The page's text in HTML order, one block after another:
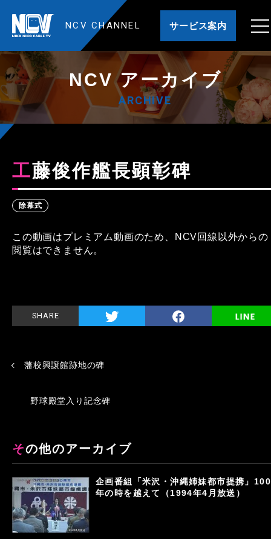
NCV CHANNEL サービス案内
NCV アーカイブ
ARCHIVE
工藤俊作艦長顕彰碑
除幕式
この動画はプレミアム動画のため、NCV回線以外からの
閲覧はできません。
SHARE
藩校興譲館跡地の碑
野球殿堂入り記念碑
その他のアーカイブ
企画番組「米沢・沖縄姉妹都市提携」100
年の時を越えて（1994年4月放送）